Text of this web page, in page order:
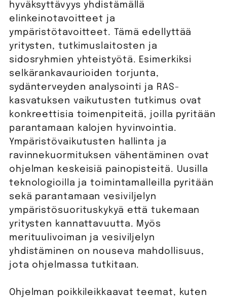
hyväksyttävyys yhdistämällä
elinkeinotavoitteet ja
ympäristötavoitteet. Tämä edellyttää
yritysten, tutkimuslaitosten ja
sidosryhmien yhteistyötä. Esimerkiksi
selkärankavaurioiden torjunta,
sydänterveyden analysointi ja RAS-
kasvatuksen vaikutusten tutkimus ovat
konkreettisia toimenpiteitä, joilla pyritään
parantamaan kalojen hyvinvointia.
Ympäristövaikutusten hallinta ja
ravinnekuormituksen vähentäminen ovat
ohjelman keskeisiä painopisteitä. Uusilla
teknologioilla ja toimintamalleilla pyritään
sekä parantamaan vesiviljelyn
ympäristösuorituskykyä että tukemaan
yritysten kannattavuutta. Myös
merituulivoiman ja vesiviljelyn
yhdistäminen on nouseva mahdollisuus,
jota ohjelmassa tutkitaan.
Ohjelman poikkileikkaavat teemat, kuten